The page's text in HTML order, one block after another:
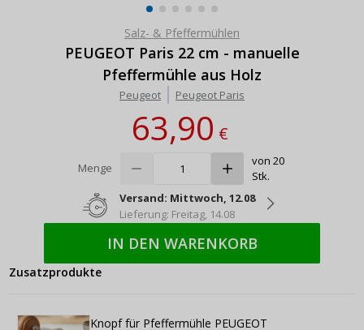
Salz- & Pfeffermühlen
PEUGEOT Paris 22 cm - manuelle
Pfeffermühle aus Holz
Peugeot Peugeot Paris
63,90€
Menge
von 20
Stk.
Versand: Mittwoch, 12.08
Lieferung: Freitag, 14.08
IN DEN WARENKORB
Zusatzprodukte
Knopf für Pfeffermühle PEUGEOT